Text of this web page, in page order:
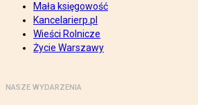
Mała księgowość
Kancelarierp.pl
Wieści Rolnicze
Życie Warszawy
NASZE WYDARZENIA